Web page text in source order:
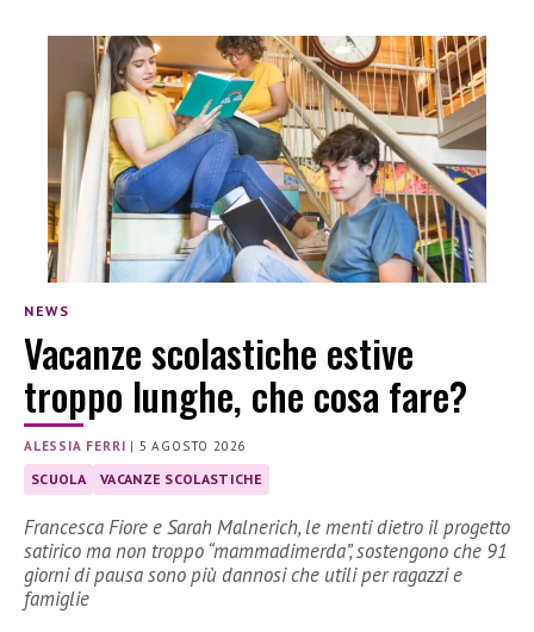
NEWS
Vacanze scolastiche estive
troppo lunghe, che cosa fare?
ALESSIA FERRI | 5 AGOSTO 2026
SCUOLA VACANZE SCOLASTICHE
Francesca Fiore e Sarah Malnerich, le menti dietro il progetto
satirico ma non troppo “mammadimerda”, sostengono che 91
giorni di pausa sono più dannosi che utili per ragazzi e
famiglie